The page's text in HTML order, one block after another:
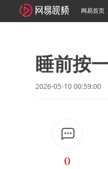
网易首页
睡前按
2026-05-10 00:59:00
0